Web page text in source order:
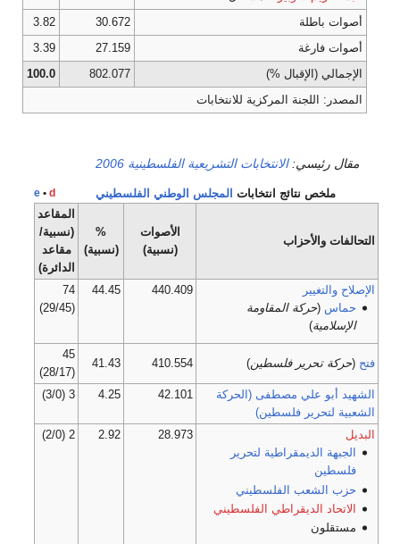
أصوات باطلة
30.672
3.82
أصوات فارغة
27.159
3.39
الإجمالي (الإقبال %)
802.077
100.0
المصدر: اللجنة المركزية للانتخابات
مقال رئيسي:الانتخابات التشريعية الفلسطينية 2006
e • d ملخص نتائج انتخابات المجلس الوطني الفلسطيني
التحالفات والأحزاب
الأصوات
(نسبية)
%
(نسبية)
المقاعد
(نسبية/
مقاعد
الدائرة)
الإصلاح والتغيير
حماس (حركة المقاومة
الإسلامية)
440.409
44.45
74
(29/45)
فتح (حركة تحرير فلسطين)
410.554
41.43
45
(28/17)
الشهيد أبو علي مصطفى (الحركة
الشعبية لتحرير فلسطين)
42.101
4.25
3 (3/0)
البديل
الجبهة الديمقراطية لتحرير
فلسطين
حزب الشعب الفلسطيني
الاتحاد الديقراطي الفلسطيني
مستقلون
28.973
2.92
2 (2/0)